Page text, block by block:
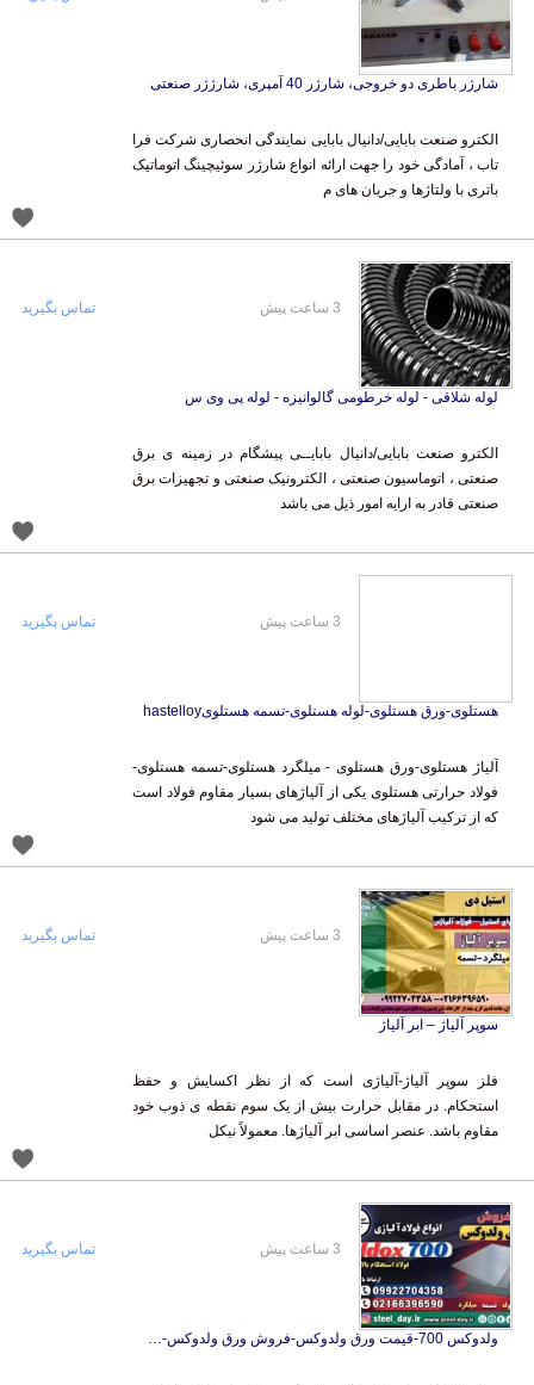
شارژر باطری دو خروجی، شارژر 40 آمپری، شارژژر صنعتی
الکترو صنعت بابایی/دانیال بابایی نمایندگی انحصاری شرکت فرا
تاب ، آمادگی خود را جهت ارائه انواع شارژر سوئیچینگ اتوماتیک
باتری با ولتاژها و جریان های م
لوله شلاقی - لوله خرطومی گالوانیزه - لوله پی وی س
الکترو صنعت بابایی/دانیال بابایــی پیشگام در زمینه ی برق
صنعتی ، اتوماسیون صنعتی ، الکترونیک صنعتی و تجهیزات برق
صنعتی قادر به ارایه امور ذیل می باشد
تماس بگیرید
هستلوی-ورق هستلوی-لوله هستلوی-تسمه هستلویhastelloy
آلیاژ هستلوی-ورق هستلوی - میلگرد هستلوی-تسمه هستلوی-
فولاد حرارتی هستلوی یکی از آلیاژهای بسیار مقاوم فولاد است
که از ترکیب آلیاژهای مختلف تولید می شود
تماس بگیرید
سوپر آلیاژ – ابر آلیاژ
فلز سوپر آلیاژ-آلیاژی است که از نظر اکسایش و حفظ
استحکام. در مقابل حرارت بیش از یک سوم نقطه ی ذوب خود
مقاوم باشد. عنصر اساسی ابر آلیاژها. معمولاً نیکل
تماس بگیرید
ولدوکس 700-قیمت ورق ولدوکس-فروش ورق ولدوکس-weldox
تماس بگیرید